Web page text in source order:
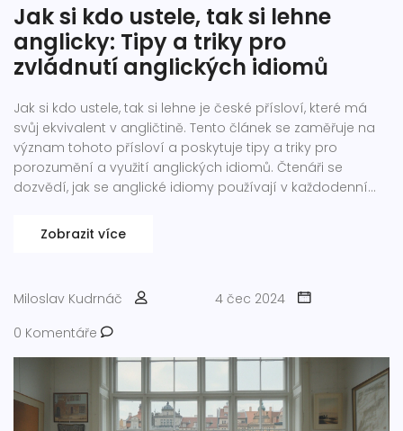
Jak si kdo ustele, tak si lehne
anglicky: Tipy a triky pro
zvládnutí anglických idiomů
Jak si kdo ustele, tak si lehne je české přísloví, které má
svůj ekvivalent v angličtině. Tento článek se zaměřuje na
význam tohoto přísloví a poskytuje tipy a triky pro
porozumění a využití anglických idiomů. Čtenáři se
dozvědí, jak se anglické idiomy používají v každodenní
zapamatovat.
Zobrazit více
Miloslav Kudrnáč
4 čec 2024
0 Komentáře